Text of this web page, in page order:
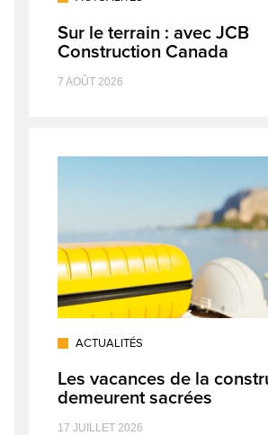
Sur le terrain : avec JCB
Construction Canada
7 AOÛT 2026
ACTUALITÉS
Les vacances de la
demeurent sacrées
17 JUILLET 2026